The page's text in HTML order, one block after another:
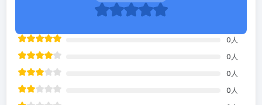
0 人
0 人
0 人
0 人